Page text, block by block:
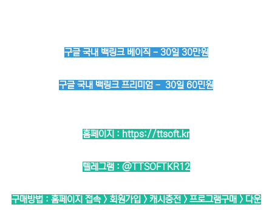
구글 국내 백링크 베이직 - 30일 30만원
구글 국내 백링크 프리미엄 - 30일 60민원
홈페이지 : https://ttsoft.kr
텔레그램 : @TTSOFTKR12
구매방법 : 홈페이지 접속 > 회원가입 > 캐시충전 > 프로그램구매 > 다운